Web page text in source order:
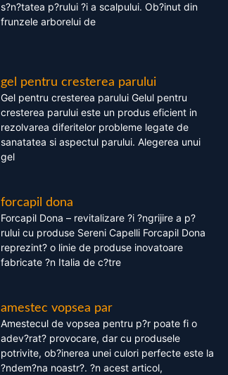
s?n?tatea p?rului ?i a scalpului. Ob?inut din
frunzele arborelui de
gel pentru cresterea parului
Gel pentru cresterea parului Gelul pentru
cresterea parului este un produs eficient in
rezolvarea diferitelor probleme legate de
sanatatea si aspectul parului. Alegerea unui
gel
forcapil dona
Forcapil Dona – revitalizare ?i ?ngrijire a p?
rului cu produse Sereni Capelli Forcapil Dona
reprezint? o linie de produse inovatoare
fabricate ?n Italia de c?tre
amestec vopsea par
Amestecul de vopsea pentru p?r poate fi o
adev?rat? provocare, dar cu produsele
potrivite, ob?inerea unei culori perfecte este la
?ndem?na noastr?. ?n acest articol,